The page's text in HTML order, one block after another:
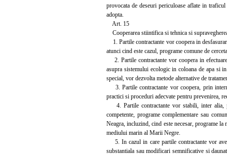
provocata de deseuri periculoase aflate in
adopta.
Art. 15
Cooperarea stiintifica si tehnica si
1. Partile contractante vor coopera in
atunci cind este cazul, programe comune de
2. Partile contractante vor coopera in
asupra sistemului ecologic in coloana de apa si
special, vor dezvolta metode alternative de
3. Partile contractante vor coopera, prin
practici si proceduri adecvate pentru prevenirea,
4. Partile contractante vor stabili, inter alia,
competente, programe complementare sau
Neagra, incluzind, cind este necesar, programe
mediului marin al Marii Negre.
5. In cazul in care partile contractante vor
substantiala sau modificari semnificative si